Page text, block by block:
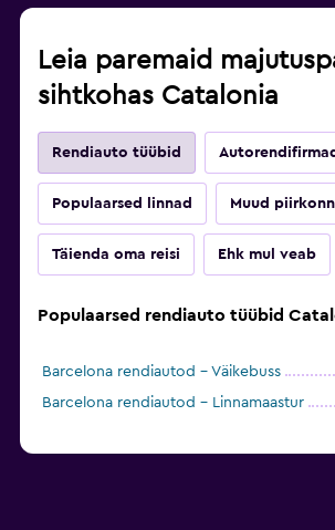
Leia paremaid
sihtkohas Catalonia
Rendiauto tüübid
Populaarsed linnad Muud
Täienda oma reisi Ehk mul veab
Populaarsed rendiauto tüübid
Barcelona rendiautod – Väikebuss
Barcelona rendiautod – Linnamaastur